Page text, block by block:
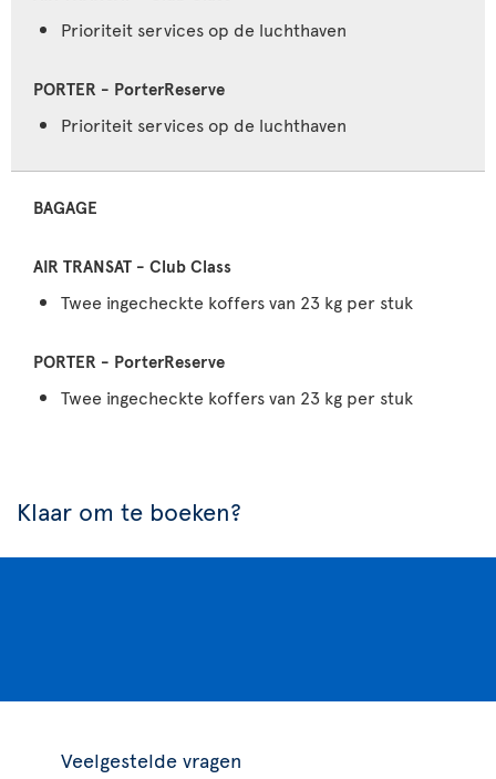
Prioriteit services op de luchthaven
Prioriteit services op de luchthaven
BAGAGE
Twee ingecheckte koffers van 23 kg per stuk
Twee ingecheckte koffers van 23 kg per stuk
Klaar om te boeken?
Veelgestelde vragen